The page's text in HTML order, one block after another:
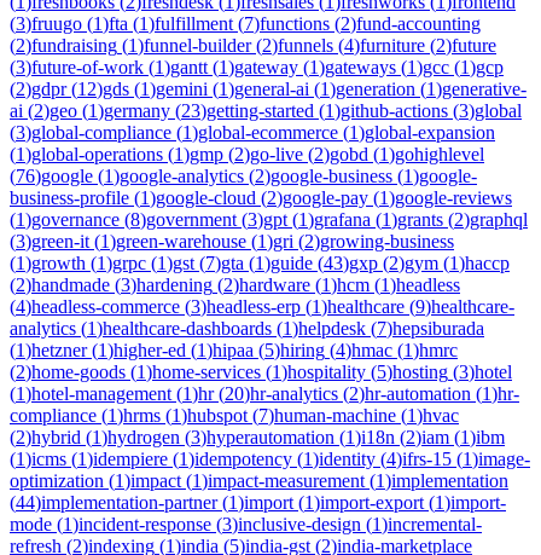
(3)fruugo (1)fta (1)fulfillment (7)functions (2)fund-accounting
(2)fundraising (1)funnel-builder(2)funnels (4)furniture (2)future
(3)future-of-work (1)gantt (1)gateway (1)gateways (1)gcc (1)gcp
(2)gdpr(12)gds (1)gemini (1)general-ai (1)generation (1)generative-
ai (2)geo (1)germany (23)getting-started (1)github-actions (3)global
(3)global-compliance (1)global-ecommerce (1)global-expansion
(1)global-operations (1)gmp (2)go-live (2)gobd (1)gohighlevel
(76)google (1)google-analytics (2)google-business (1)google-
business-profile (1)google-cloud (2)google-pay (1)google-reviews
(1)governance (8)government (3)gpt (1)grafana (1)grants (2)graphql
(3)green-it (1)green-warehouse (1)gri (2)growing-business
(1)growth (1)grpc (1)gst (7)gta (1)guide (43)gxp (2)gym (1)haccp
(2)handmade (3)hardening (2)hardware (1)hcm (1)headless
(4)headless-commerce (3)headless-erp (1)healthcare (9)healthcare-
analytics (1)healthcare-dashboards (1)helpdesk (7)hepsiburada
(1)hetzner(1)higher-ed (1)hipaa (5)hiring (4)hmac (1)hmrc
(2)home-goods (1)home-services (1)hospitality (5)hosting (3)hotel
(1)hotel-management (1)hr(20)hr-analytics (2)hr-automation (1)hr-
compliance (1)hrms (1)hubspot (7)human-machine (1)hvac
(2)hybrid (1)hydrogen (3)hyperautomation (1)i18n (2)iam (1)ibm
(1)icms (1)idempiere (1)idempotency (1)identity (4)ifrs-15 (1)image-
optimization (1)impact (1)impact-measurement (1)implementation
(44)implementation-partner(1)import (1)import-export (1)import-
mode (1)incident-response (3)inclusive-design (1)incremental-
refresh (2)indexing (1)india (5)india-gst (2)india-marketplace